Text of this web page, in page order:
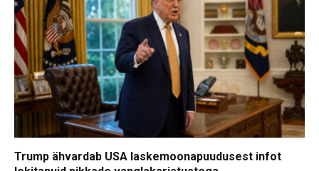
Trump ähvardab USA laskemoonapuudusest infot